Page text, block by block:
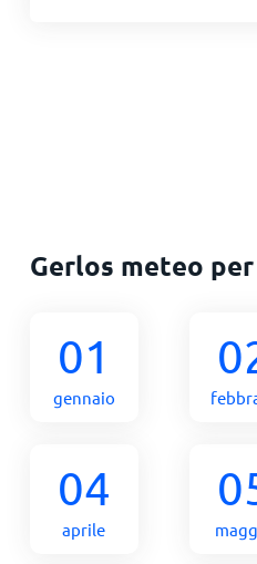
Gerlos meteo
01
gennaio
04
aprile